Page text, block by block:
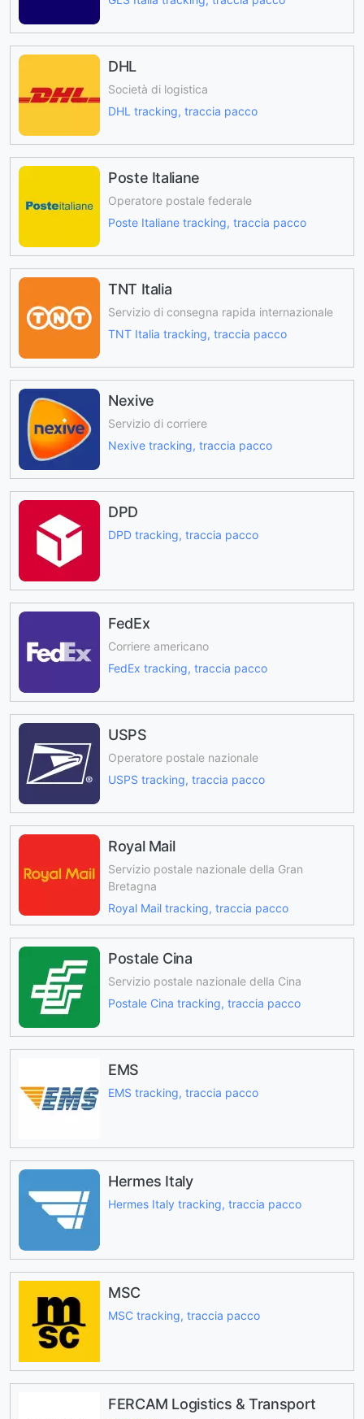
DHL
Società di logistica
DHL tracking, traccia pacco
Poste Italiane
Operatore postale federale
Poste Italiane tracking, traccia pacco
TNT Italia
Servizio di consegna rapida internazionale
TNT Italia tracking, traccia pacco
Nexive
Servizio di corriere
Nexive tracking, traccia pacco
DPD
DPD tracking, traccia pacco
FedEx
Corriere americano
FedEx tracking, traccia pacco
USPS
Operatore postale nazionale
USPS tracking, traccia pacco
Royal Mail
Servizio postale nazionale della Gran
Bretagna
Royal Mail tracking, traccia pacco
Postale Cina
Servizio postale nazionale della Cina
Postale Cina tracking, traccia pacco
EMS
EMS tracking, traccia pacco
Hermes Italy
Hermes Italy tracking, traccia pacco
MSC
MSC tracking, traccia pacco
FERCAM Logistics & Transport